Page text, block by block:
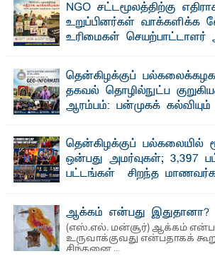
NGO சட்டமூலத்திற்கு
உறுப்பினர்கள் வாக்களிக்க
உரிமைகள் செயற்பாட்டாளர்
லூக்ஜோன் வேண்டுகோள்
ஜே. எப். காமிலா பேகம்- இ லங்கை
அமைப்புகள் (NGO) தொடர்பான புதிய
தென்கிழக்குப்
தகவல் தொழில்நுட்ப
ஆரம்பம்: பன்முகக்
பேராசிரியர் எம். எம். பாஸில்
தெ ன்கிழக்குப் பல்கலைக்கழகத்தின் கலை
பீடத்தின் புவியியல் துறையினால் ...
தென்கிழக்குப் பல்கலையில்
ஒன்பது அமர்வுகள்; 3,397
பட்டங்கள் – சிறந்த
மற்றும் சிறப்புப் பரிசுகள்
எம்.வை. அமீர்- ஒ லுவிலில் அமைந்துள்ள
பல்கலைக்கழகத்தின் 18ஆவது பொதுப்
ஆக்கம் என்பது இதுதானா?
(எஸ்.எல். மன்சூர்) ஆக்கம்
உருவாக்குவது என்பதாகக்
சிந்தனை ...